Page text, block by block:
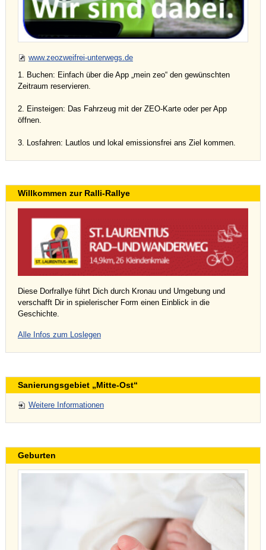
www.zeozweifrei-unterwegs.de
1. Buchen: Einfach über die App „mein zeo“ den gewünschten
Zeitraum reservieren.
2. Einsteigen: Das Fahrzeug mit der ZEO-Karte oder per App
öffnen.
3. Losfahren: Lautlos und lokal emissionsfrei ans Ziel kommen.
Willkommen zur Ralli-Rallye
Diese Dorfrallye führt Dich durch Kronau und Umgebung und
verschafft Dir in spielerischer Form einen Einblick in die
Geschichte.
Alle Infos zum Loslegen
Sanierungsgebiet „Mitte-Ost“
Weitere Informationen
Geburten